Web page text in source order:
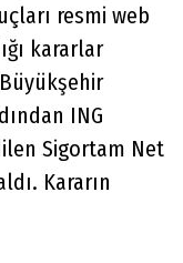
resmi web
kararlar
ING
Sigortam Net
Kararın